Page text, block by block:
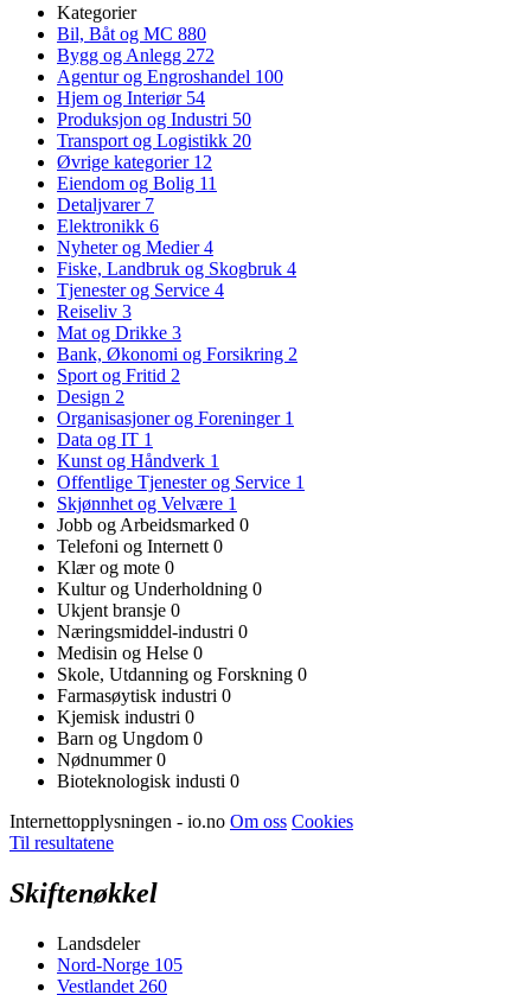
Kategorier
Bil, Båt og MC 880
Bygg og Anlegg 272
Agentur og Engroshandel 100
Hjem og Interiør 54
Produksjon og Industri 50
Transport og Logistikk 20
Øvrige kategorier 12
Eiendom og Bolig 11
Detaljvarer 7
Elektronikk 6
Nyheter og Medier4
Fiske, Landbruk og Skogbruk 4
Tjenester og Service 4
Reiseliv 3
Mat og Drikke 3
Bank, Økonomi og Forsikring 2
Sport og Fritid 2
Design 2
Organisasjoner og Foreninger 1
Data og IT 1
Kunst og Håndverk 1
Offentlige Tjenester og Service 1
Skjønnhet og Velvære 1
Jobb og Arbeidsmarked 0
Telefoni og Internett 0
Klær og mote 0
Kultur og Underholdning 0
Ukjent bransje 0
Næringsmiddel-industri 0
Medisin og Helse 0
Skole, Utdanning og Forskning 0
Farmasøytisk industri 0
Kjemisk industri 0
Barn og Ungdom 0
Nødnummer0
Bioteknologisk industi 0
Internettopplysningen - io.no Om oss Cookies
Til resultatene
Skiftenøkkel
Landsdeler
Nord-Norge 105
Vestlandet 260